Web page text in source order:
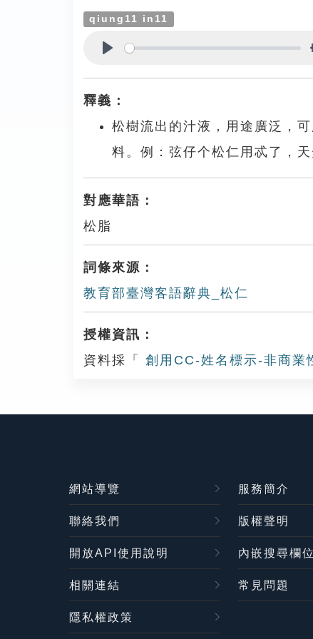
qiung11 in11
釋義：
松樹流出的汁液，用途廣泛，
料。例：弦仔个松仁用忒了，
對應華語：
松脂
詞條來源：
教育部臺灣客語辭典_松仁
授權資訊：
資料採「
創用CC-姓名標示-非商業
網站導覽 服務簡介
聯絡我們 版權聲明
開放API使用說明 內嵌搜尋欄
相關連結 常見問題
隱私權政策